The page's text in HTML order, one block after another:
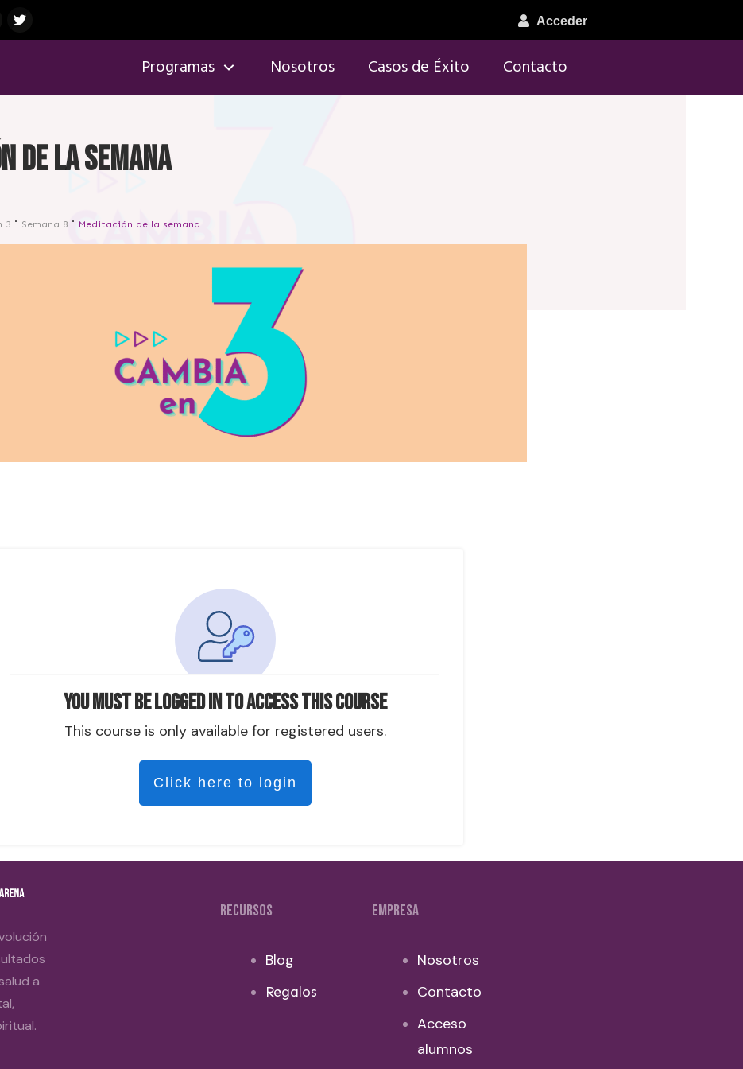
Acceder
Programas Nosotros Casos de Éxito Contacto
de la semana
3 Semana 8 Meditación de la semana
You must be logged in to access this course
This course is only available for registered users.
Click here to login
a
RECURSOS
Blog
Regalos
EMPRESA
Nosotros
Contacto
Acceso
alumnos